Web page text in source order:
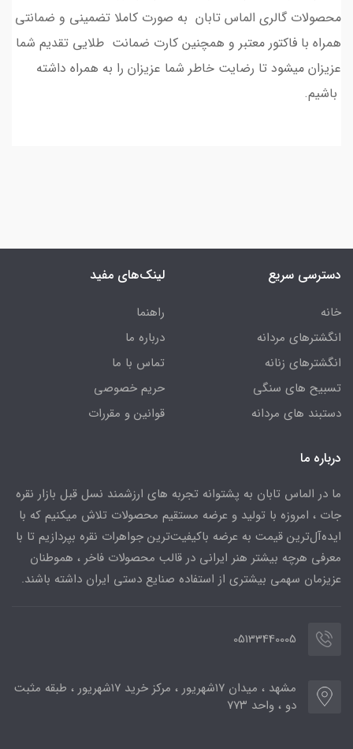
محصولات گالری الماس تابان به صورت کاملا تضمینی و ضمانتی
همراه با فاکتور معتبر و همچنین کارت ضمانت طلایی تقدیم شما
عزیزان میشود تا رضایت خاطر شما عزیزان را به همراه داشته
باشیم.
دسترسی سریع
خانه
انگشترهای مردانه
انگشترهای زنانه
تسبیح های سنگی
دستبند های مردانه
لینک‌های مفید
راهنما
درباره ما
تماس با ما
حریم خصوصی
قوانین و مقررات
درباره ما
ما در الماس تابان به پشتوانه تجربه های ارزشمند نسل قبل بازار نقره
جات ، امروزه با تولید و عرضه مستقیم محصولات تلاش میکنیم که با
ایده‌آل‌ترین قیمت به عرضه باکیفیت‌ترین جواهرات نقره بپردازیم تا با
معرفی هرچه بیشتر هنر ایرانی در قالب محصولات فاخر ، هموطنان
عزیزمان سهمی بیشتری از استفاده صنایع دستی ایران داشته باشند.
05133440005
مشهد ، میدان ۱۷شهریور ، مرکز خرید ۱۷شهریور ، طبقه مثبت
دو ، واحد ۷۷۳